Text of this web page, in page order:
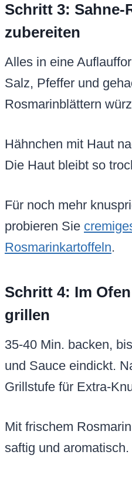
Schritt 3: Sahne-
zubereiten
Alles in eine
Salz, Pfeffer und
Rosmarinblättern
Hähnchen mit Haut
Die Haut bleibt so
Für noch mehr
probieren Sie
Rosmarinkartoffeln.
Schritt 4: Im
grillen
35-40 Min. backen,
und Sauce eindickt.
Grillstufe für Extra-
Mit frischem
saftig und aromatisch.